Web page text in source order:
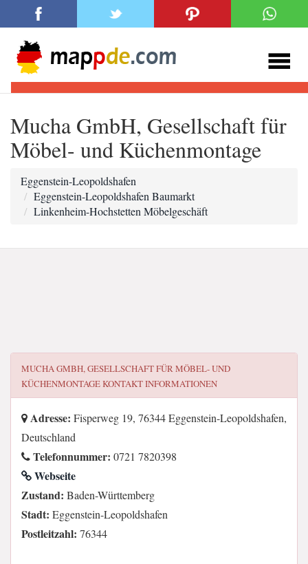
Mucha GmbH, Gesellschaft für
Möbel- und Küchenmontage
Eggenstein-Leopoldshafen
Eggenstein-Leopoldshafen Baumarkt
Linkenheim-Hochstetten Möbelgeschäft
MUCHA GMBH, GESELLSCHAFT FÜR MÖBEL- UND
KÜCHENMONTAGEKONTAKT INFORMATIONEN
Adresse: Fisperweg 19, 76344 Eggenstein-Leopoldshafen,
Deutschland
Telefonnummer: 0721 7820398
Webseite
Zustand: Baden-Württemberg
Stadt: Eggenstein-Leopoldshafen
Postleitzahl: 76344